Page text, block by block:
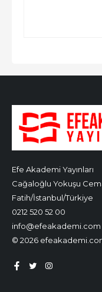
Efe Akademi Yayınları
Cağaloğlu Yokuşu
Fatih/İstanbul/Türkiye
0212 520 52 00
info@efeakademi.com
© 2026